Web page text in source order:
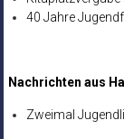
40 Jahre
Nachrichten aus
Zweimal